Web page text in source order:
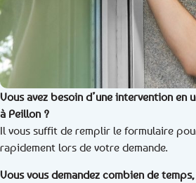
Vous avez besoin d’une intervention en
à Peillon ?
Il vous suffit de remplir le formulaire
rapidement lors de votre demande.
Vous vous demandez combien de